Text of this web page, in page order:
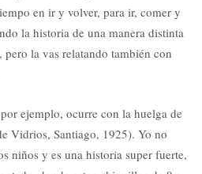
en ir y volver, para ir, comer y
la historia de una manera distinta
la vas relatando también con
ejemplo, ocurre con la huelga de
Vidrios, Santiago, 1925). Yo no
niños y es una historia super fuerte,